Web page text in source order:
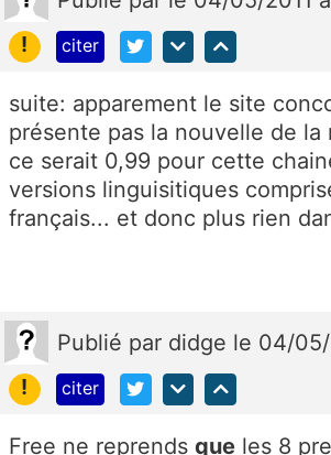
!
citer
suite: apparement le site
présente pas la nouvelle de la
ce serait 0,99 pour cette
versions linguisitiques
français... et donc plus rien
Publié par didge le 04/05/
!
citer
Free ne reprends que les 8